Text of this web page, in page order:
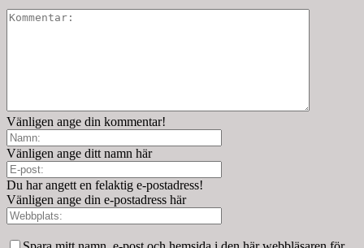
Vänligen ange din kommentar!
Vänligen ange ditt namn här
Du har angett en felaktig e-postadress!
Vänligen ange din e-postadress här